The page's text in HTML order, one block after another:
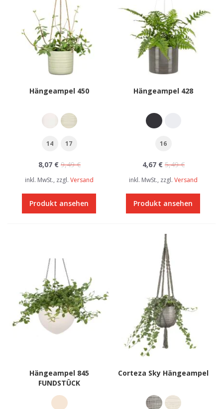
Hängeampel 450
14 17
8,07 € 9,49 €
inkl. MwSt., zzgl.Versand
Produkt ansehen
Hängeampel 428
16
4,67 € 5,49 €
inkl. MwSt., zzgl.Versand
Produkt ansehen
Hängeampel 845
FUNDSTÜCK
Corteza Sky Hängeampel